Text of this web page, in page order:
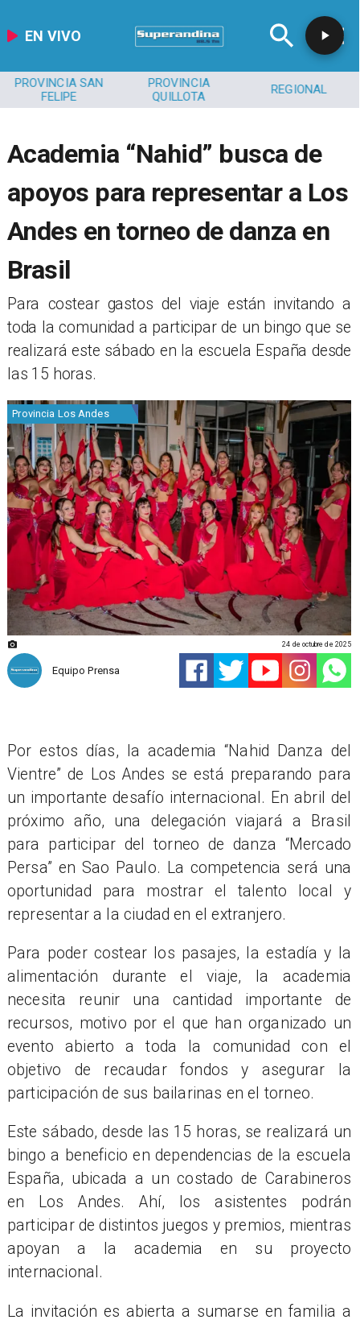
EN VIVO
PROVINCIA SAN
FELIPE
PROVINCIA
QUILLOTA
REGIONAL
Academia “Nahid” busca de
apoyos para representar a Los
Andes en torneo de danza en
Brasil
​Para costear gastos del viaje están invitando a
toda la comunidad a participar de un bingo que se
realizará este sábado en la escuela España desde
las 15 horas.
Provincia Los Andes
Equipo Prensa
24 de octubre de 2025
Por estos días, la academia “Nahid Danza del
Vientre” de Los Andes se está preparando para
un importante desafío internacional. En abril del
próximo año, una delegación viajará a Brasil
para participar del torneo de danza “Mercado
Persa” en Sao Paulo. La competencia será una
oportunidad para mostrar el talento local y
representar a la ciudad en el extranjero.
Para poder costear los pasajes, la estadía y la
alimentación durante el viaje, la academia
necesita reunir una cantidad importante de
recursos, motivo por el que han organizado un
evento abierto a toda la comunidad con el
objetivo de recaudar fondos y asegurar la
participación de sus bailarinas en el torneo.
Este sábado, desde las 15 horas, se realizará un
bingo a beneficio en dependencias de la escuela
España, ubicada a un costado de Carabineros
en Los Andes. Ahí, los asistentes podrán
participar de distintos juegos y premios, mientras
apoyan a la academia en su proyecto
internacional.
La invitación es abierta a sumarse en familia a